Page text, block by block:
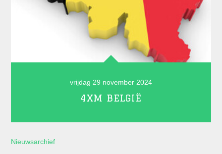
vrijdag 29 november 2024
4XM BELGIË
Nieuwsarchief